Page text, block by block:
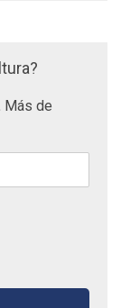
Más de